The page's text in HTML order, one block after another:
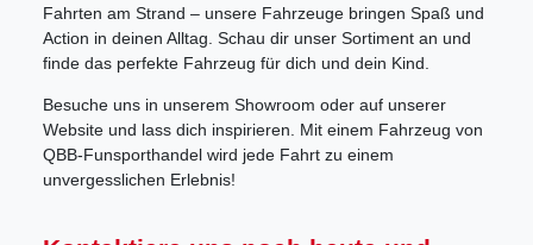
Fahrten am Strand – unsere Fahrzeuge bringen Spaß und
Action in deinen Alltag. Schau dir unser Sortiment an und
finde das perfekte Fahrzeug für dich und dein Kind.
Besuche uns in unserem Showroom oder auf unserer
Website und lass dich inspirieren. Mit einem Fahrzeug von
QBB-Funsporthandel wird jede Fahrt zu einem
unvergesslichen Erlebnis!